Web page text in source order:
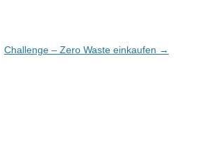
Challenge – Zero Waste einkaufen →